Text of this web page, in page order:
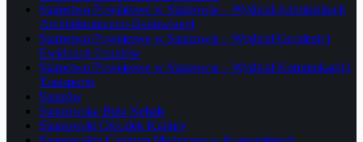
Starostwo Powiatowe w Staszowie – Wydział Administracji
Architektoniczno-Budowlanej
Starostwo Powiatowe w Staszowie – Wydział Geodezji i
Ewidencji Gruntów
Starostwo Powiatowe w Staszowie – Wydział Komunikacji i
Transportu
Staszów
Staszowska Buła Kebab
Staszowski Ośrodek Kultury